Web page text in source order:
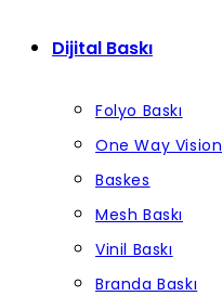
Dijital Baskı
Folyo Baskı
One Way Vision
Baskes
Mesh Baskı
Vinil Baskı
Branda Baskı